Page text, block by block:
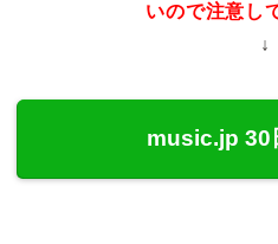
いので注意し
↓
music.jp 30